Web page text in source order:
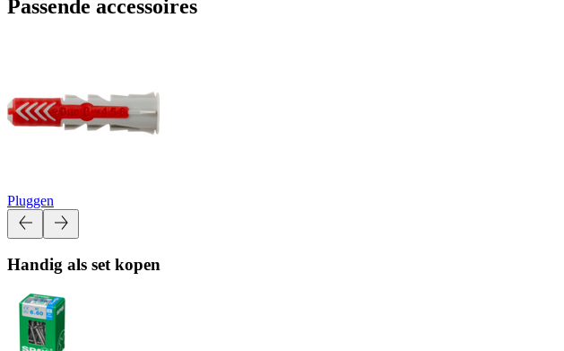
Passende accessoires
Pluggen
Handig als set kopen